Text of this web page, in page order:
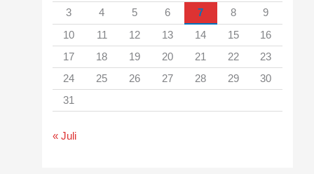
3
4 5 6 7 8
9
10
11 12 13 14 15
16
17
18 19 20 21 22
23
24
25 26 27 28 29
30
31
« Juli